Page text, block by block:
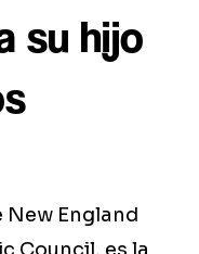
su hijo
New England